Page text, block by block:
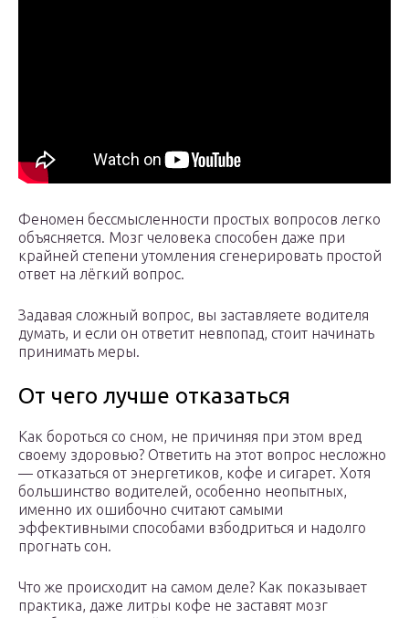
Феномен бессмысленности простых вопросов легко
объясняется. Мозг человека способен даже при
крайней степени утомления сгенерировать простой
ответ на лёгкий вопрос.
Задавая сложный вопрос, вы заставляете водителя
думать, и если он ответит невпопад, стоит начинать
принимать меры.
От чего лучше отказаться
Как бороться со сном, не причиняя при этом вред
своему здоровью? Ответить на этот вопрос несложно
— отказаться от энергетиков, кофе и сигарет. Хотя
большинство водителей, особенно неопытных,
именно их ошибочно считают самыми
эффективными способами взбодриться и надолго
прогнать сон.
Что же происходит на самом деле? Как показывает
практика, даже литры кофе не заставят мозг